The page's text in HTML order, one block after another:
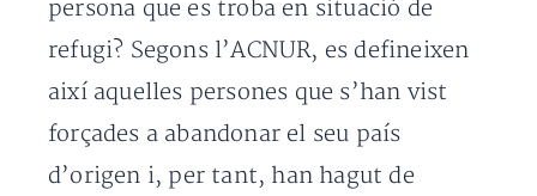
persona que es troba en situació de
refugi? Segons l’ACNUR, es defineixen
així aquelles persones que s’han vist
forçades a abandonar el seu país
d’origen i, per tant, han hagut de